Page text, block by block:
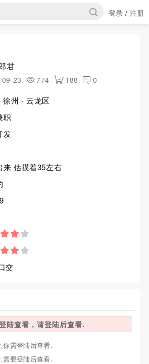
登录 / 注册
君
23 774 188 0
徐州 - 云龙区
职
发
来 估摸着35左右
交
陆查看，请登陆后查看.
你需登陆后查看.
需要登陆后查看.